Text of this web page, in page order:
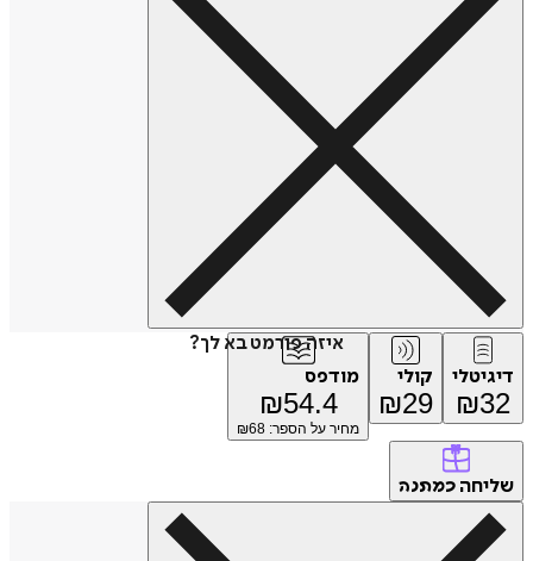
איזה פורמט בא לך?
דיגיטלי
₪32
קולי
₪29
מודפס
₪54.4
מחיר על הספר: ₪ 68
שליחה כמתנה